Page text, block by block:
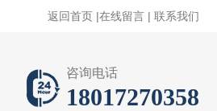
返回首页 |在线留言 | 联系我们
咨询电话
18017270358